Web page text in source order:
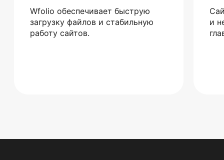
Wfolio обеспечивает быструю
загрузку файлов и стабильную
работу сайтов.
и